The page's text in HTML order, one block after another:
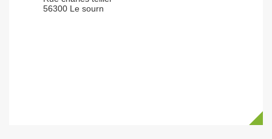
56300 Le sourn